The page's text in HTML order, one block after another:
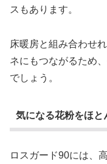
スもあります。
床暖房と組み合わせ
ネにもつながるため
でしょう。
気になる花粉をほと
ロスガード90には、